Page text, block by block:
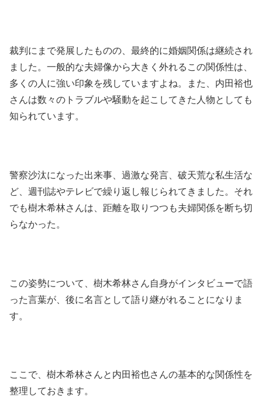
裁判にまで発展したものの、最終的に婚姻関係は継続され
ました。一般的な夫婦像から大きく外れるこの関係性は、
多くの人に強い印象を残していますよね。また、内田裕也
さんは数々のトラブルや騒動を起こしてきた人物としても
知られています。
警察沙汰になった出来事、過激な発言、破天荒な私生活な
ど、週刊誌やテレビで繰り返し報じられてきました。それ
でも樹木希林さんは、距離を取りつつも夫婦関係を断ち切
らなかった。
この姿勢について、樹木希林さん自身がインタビューで語
った言葉が、後に名言として語り継がれることになりま
す。
ここで、樹木希林さんと内田裕也さんの基本的な関係性を
整理しておきます。